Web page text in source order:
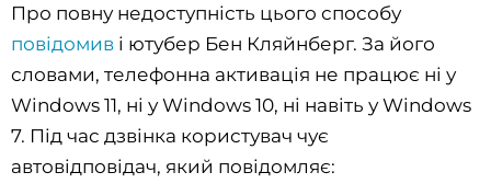
Про повну недоступність цього способу
повідомив і ютубер Бен Кляйнберг. За його
словами, телефонна активація не працює ні у
Windows 11, ні у Windows 10, ні навіть у Windows
7. Під час дзвінка користувач чує
автовідповідач, який повідомляє: